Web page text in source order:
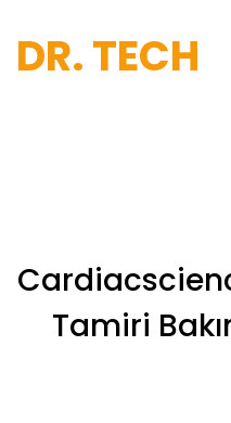
DR. TECH
Tamiri